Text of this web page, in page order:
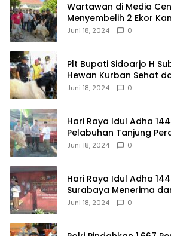
Wartawan di Media
Menyembelih 2 Ekor
Juni 18, 2024 0
Plt Bupati Sidoarjo H
Hewan Kurban Sehat
Juni 18, 2024 0
Hari Raya Idul Adha
Pelabuhan Tanjung
Hewan Korban.
Juni 18, 2024 0
Hari Raya Idul Adha
Surabaya Menerima
Hewan Kurban
Juni 18, 2024 0